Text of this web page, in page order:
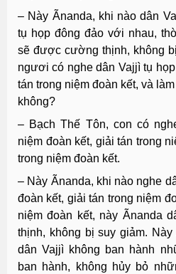
– Này Ãnanda, khi nào dân
tụ họp đông đảo với nhau,
sẽ được cường thịnh, không
ngươi có nghe dân Vajjì tụ
tán trong niệm đoàn kết, và
không?
– Bạch Thế Tôn, con có
niệm đoàn kết, giải tán trong
trong niệm đoàn kết.
– Này Ãnanda, khi nào nghe
đoàn kết, giải tán trong niệm
niệm đoàn kết, này Ãnanda
thịnh, không bị suy giảm.
dân Vajjì không ban hành
ban hành, không hủy bỏ